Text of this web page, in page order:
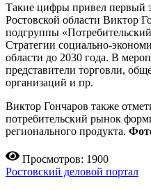
Такие цифры привел первый
Ростовской области Виктор
подгруппы
Стратегии социально-
области до 2030 года. В
представители торговли,
организаций и пр.
Виктор Гончаров также
потребительский рынок
регионального продукта.
Просмотров: 1900
Ростовский деловой портал